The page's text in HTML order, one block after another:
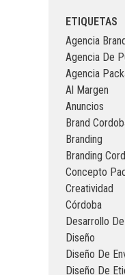
ETIQUETAS
Agencia
Agencia De
Agencia
Al Margen
Anuncios
Brand
Branding
Branding
Concepto
Creatividad
Córdoba
Desarrollo
Diseño
Diseño De
Diseño De